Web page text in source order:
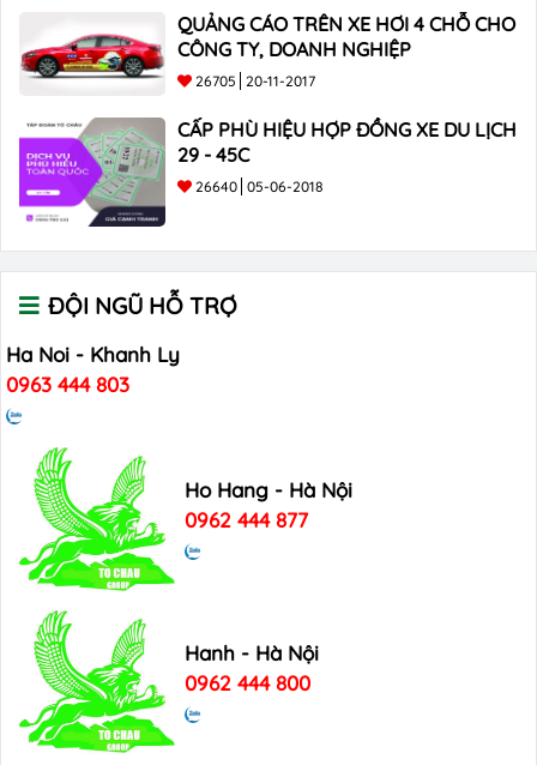
QUẢNG CÁO TRÊN XE HƠI 4 CHỖ CHO
CÔNG TY, DOANH NGHIỆP
26705 20-11-2017
CẤP PHÙ HIỆU HỢP ĐỒNG XE DU LỊCH
29 - 45C
26640 05-06-2018
ĐỘI NGŨ HỖ TRỢ
Ha Noi - Khanh Ly
0963 444 803
Ho Hang - Hà Nội
0962 444 877
Hanh - Hà Nội
0962 444 800